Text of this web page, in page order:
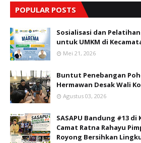
POPULAR POSTS
Sosialisasi dan Pelatihan
untuk UMKM di
Mei 21, 2026
Buntut Penebangan
Hermawan Desak Wali
Agustus 03, 2026
SASAPU Bandung #13
Camat Ratna Rahayu
Royong Bersihkan